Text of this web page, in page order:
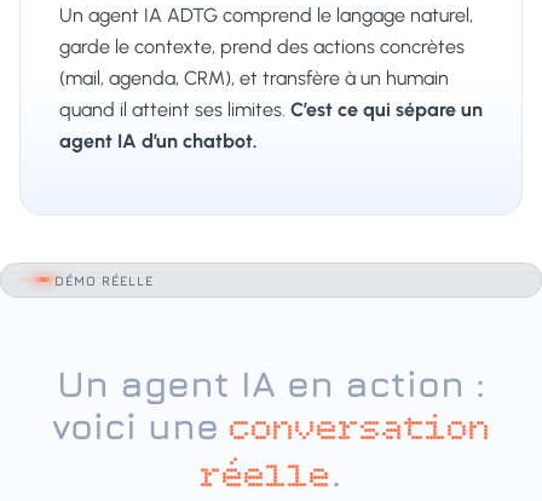
Un agent IA ADTG comprend le langage naturel,
garde le contexte, prend des actions concrètes
(mail, agenda, CRM), et transfère à un humain
quand il atteint ses limites. C’est ce qui sépare un
agent IA d’un chatbot.
DÉMO RÉELLE
Un agent IA en action :
voici une conversation
réelle.